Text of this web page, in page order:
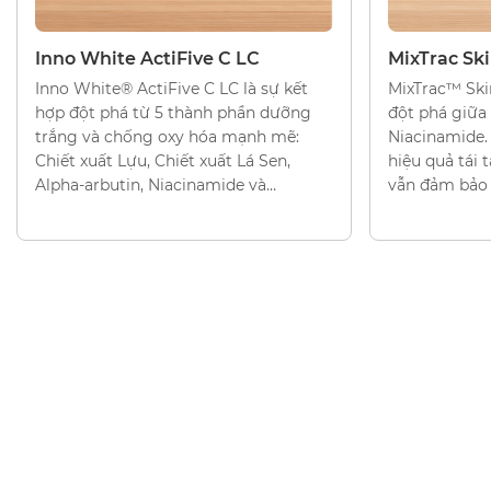
CHẤT DƯỠNG TRẮNG DA
Inno White ActiFive C LC
Inno White® ActiFive C LC là sự kết
hợp đột phá từ 5 thành phần dưỡng
trắng và chống oxy hóa mạnh mẽ:
Chiết xuất Lựu, Chiết xuất Lá Sen,
Alpha-arbutin, Niacinamide và
CHẤT
MixTrac
MixTrac™
đột phá giữa
hiệu quả tái
vẫn đảm